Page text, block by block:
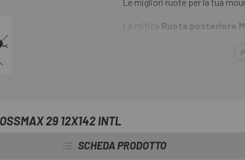
La mitica Ruota posteriore
modello è dotato della
29 12X142 INTL
SCHEDA PRODOTTO